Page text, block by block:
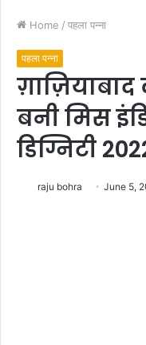
Home / पहला पन्ना
पहला पन्ना
ग़ाज़ियाबाद
बनी मिस
डिग्निटी
raju bohra June 5,